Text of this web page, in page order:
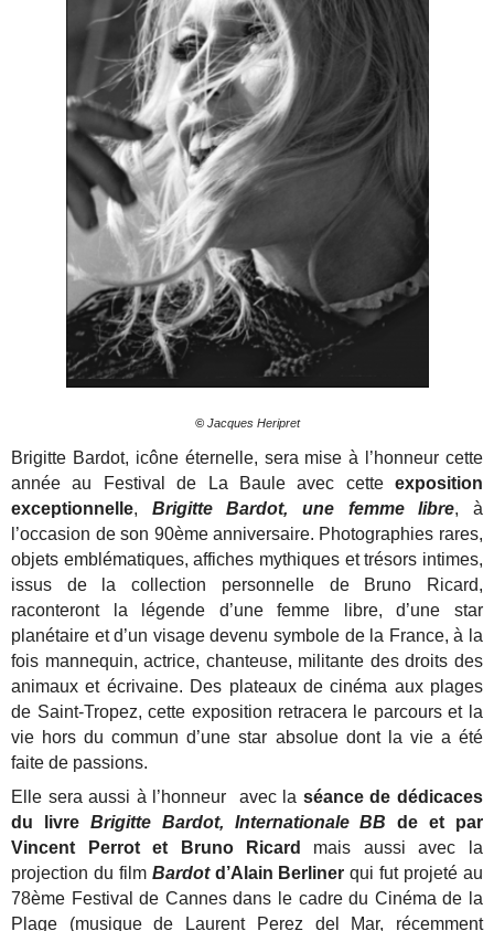
© Jacques Heripret
Brigitte Bardot, icône éternelle, sera mise à l’honneur cette
année au Festival de La Baule avec cetteexposition
exceptionnelle, Brigitte Bardot, une femme libre, à
l’occasion de son 90ème anniversaire. Photographies rares,
objets emblématiques, affiches mythiques et trésors intimes,
issus de la collection personnelle de Bruno Ricard,
raconteront la légende d’une femme libre, d’une star
planétaire et d’un visage devenu symbole de la France, à la
fois mannequin, actrice, chanteuse, militante des droits des
animaux et écrivaine. Des plateaux de cinéma aux plages
de Saint-Tropez, cette exposition retracera le parcours et la
vie hors du commun d’une star absolue dont la vie a été
faite de passions.
Elle sera aussi à l’honneur avec la séance de dédicaces
du livre Brigitte Bardot, Internationale BB de et par
Vincent Perrot et Bruno Ricard
mais aussi avec la
projection du film Bardotd’Alain Berliner qui fut projeté au
78ème Festival de Cannes dans le cadre du Cinéma de la
Plage
(musique de Laurent Perez del Mar, récemment